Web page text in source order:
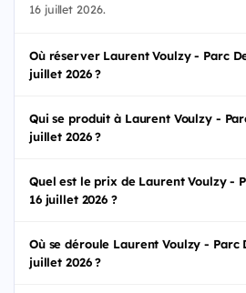
16 juillet 2026.
Où réserver Laurent Voulzy - Parc
juillet 2026 ?
Qui se produit à Laurent Voulzy -
juillet 2026 ?
Quel est le prix de Laurent Voulzy -
16 juillet 2026 ?
Où se déroule Laurent Voulzy - Parc
juillet 2026 ?